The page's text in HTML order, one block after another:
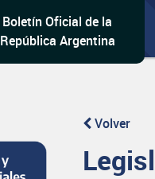
Boletín Oficial de la
República Argentina
Volver